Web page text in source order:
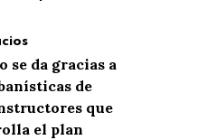
se da gracias a
de
que
el plan